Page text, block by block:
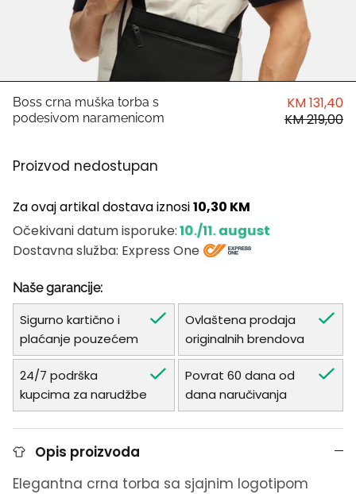
Antony Morato
LIU JO
Harvard
Boss crna muška torba s
podesivom naramenicom
KM 131,40
KM 219,00
Proizvod nedostupan
Za ovaj artikal dostava iznosi10,30 KM
Očekivani datum isporuke: 10./11. august
Dostavna služba: Express One
Naše garancije:
Sigurno kartično i
plaćanje pouzećem
Ovlaštena prodaja
originalnih brendova
24/7 podrška
kupcima za narudžbe
Povrat 60 dana od
dana naručivanja
Opis proizvoda
Elegantna crna torba sa sjajnim logotipom